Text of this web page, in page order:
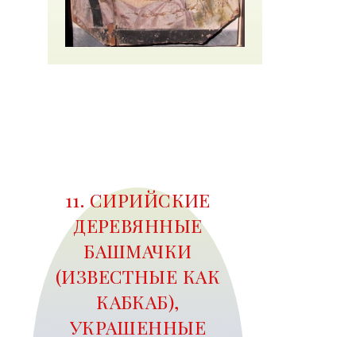
11. СИРИЙСКИЕ
ДЕРЕВЯННЫЕ
БАШМАЧКИ
(ИЗВЕСТНЫЕ КАК
КАБКАБ),
УКРАШЕННЫЕ